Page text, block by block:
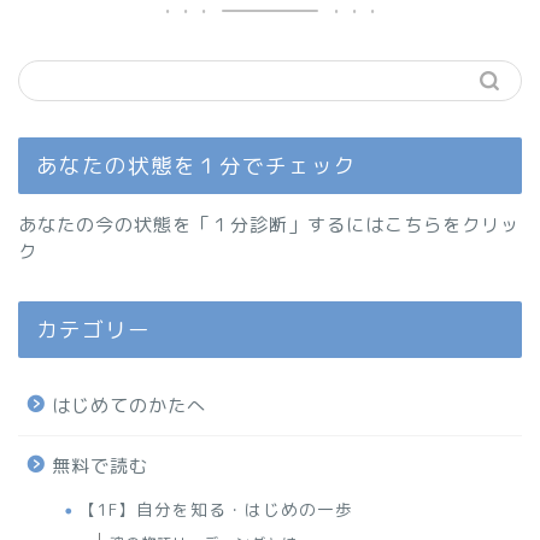
あなたの状態を１分でチェック
あなたの今の状態を「１分診断」するにはこちらをクリッ
ク
カテゴリー
はじめてのかたへ
無料で読む
【1F】自分を知る・はじめの一歩